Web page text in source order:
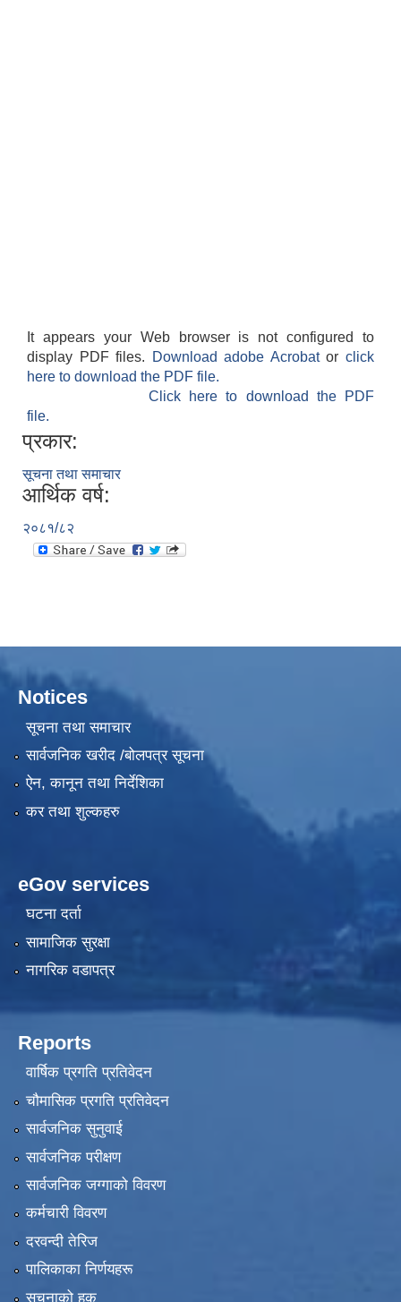
It appears your Web browser is not configured to
display PDF files.
Download adobe Acrobatorclick
here to download the PDF file.
Click here to download the PDF
file.
प्रकार:
सूचना तथा समाचार
आर्थिक वर्ष:
२०८१/८२
Notices
सूचना तथा समाचार
सार्वजनिक खरीद /बोलपत्र सूचना
ऐन, कानून तथा निर्देशिका
कर तथा शुल्कहरु
eGov services
घटना दर्ता
सामाजिक सुरक्षा
नागरिक वडापत्र
Reports
वार्षिक प्रगति प्रतिवेदन
चौमासिक प्रगति प्रतिवेदन
सार्वजनिक सुनुवाई
सार्वजनिक परीक्षण
सार्वजनिक जग्गाको विवरण
कर्मचारी विवरण
दरवन्दी तेरिज
पालिकाका निर्णयहरू
सूचनाको हक